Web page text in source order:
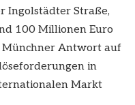
Ingolstädter Straße,
100 Millionen Euro
Münchner Antwort auf
in
Markt